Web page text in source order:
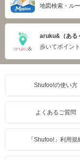
地図検索・ル
aruku&（ある
歩いてポイン
Shufoo!の使い方
よくあるご質問
「Shufoo!」利用規